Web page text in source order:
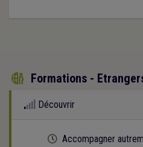
 Formations -
Découvrir
Cette formation est
Accompagner